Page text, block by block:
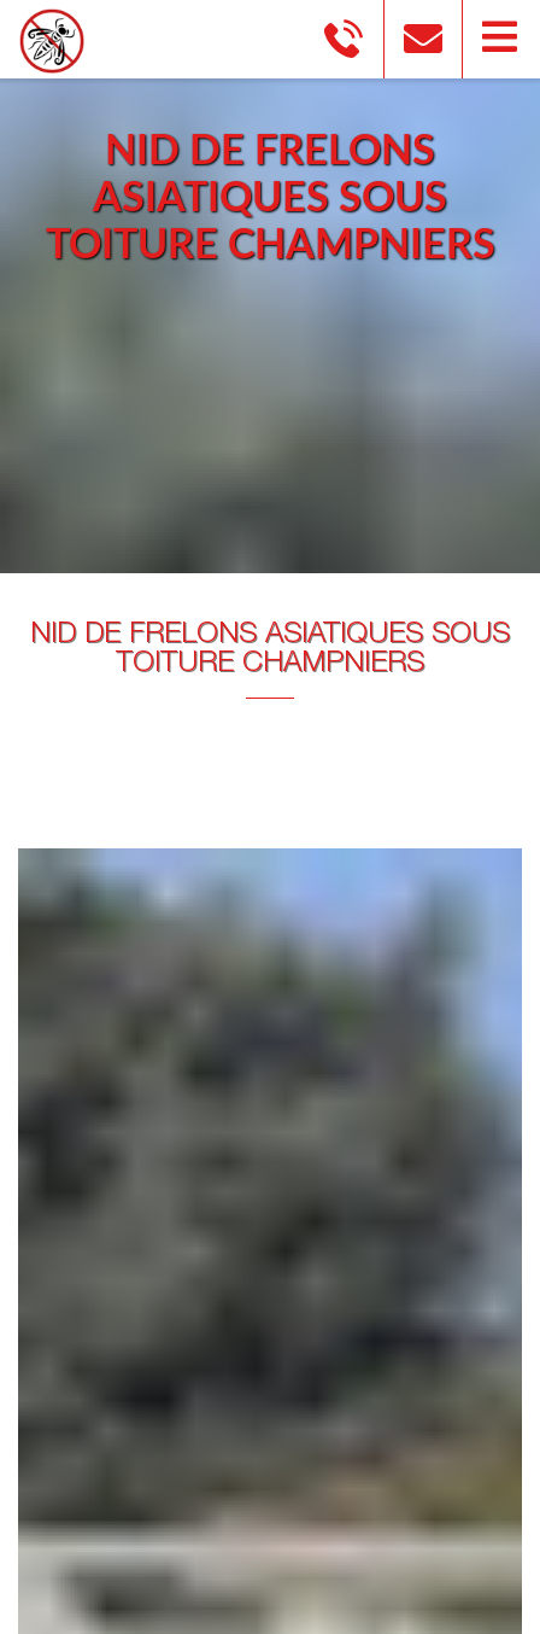
NID DE FRELONS
ASIATIQUES SOUS
TOITURE CHAMPNIERS
NID DE FRELONS ASIATIQUES SOUS
TOITURE CHAMPNIERS